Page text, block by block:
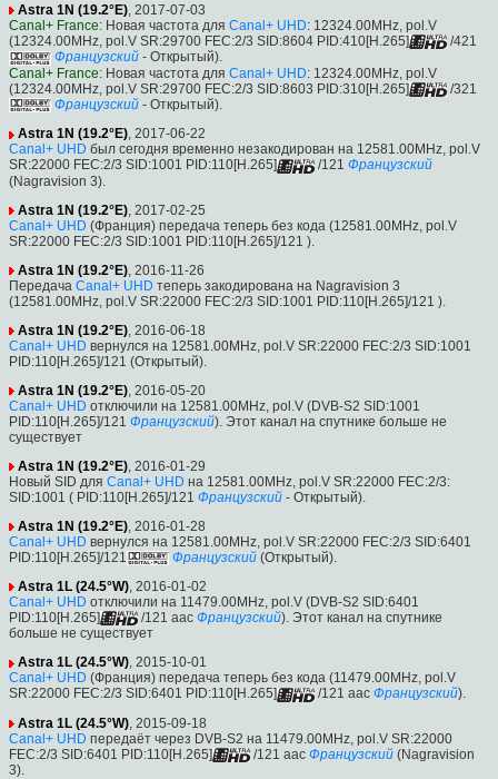
Astra 1N (19.2°E), 2017-07-03
Canal+ France: Новая частота для Canal+ UHD: 12324.00MHz, pol.V
(12324.00MHz, pol.V SR:29700 FEC:2/3 SID:8604 PID:410[H.265]
/421
Французский - Открытый).
Canal+ France: Новая частота для Canal+ UHD: 12324.00MHz, pol.V
(12324.00MHz, pol.V SR:29700 FEC:2/3 SID:8603 PID:310[H.265]
/321
Французский - Открытый).
Astra 1N (19.2°E), 2017-06-22
Canal+ UHD был сегодня временно незакодирован на 12581.00MHz, pol.V
SR:22000 FEC:2/3 SID:1001 PID:110[H.265]
/121 Французский
(Nagravision 3).
Astra 1N (19.2°E) , 2017-02-25
Canal+ UHD (Франция) передача теперь без кода (12581.00MHz, pol.V
SR:22000 FEC:2/3 SID:1001 PID:110[H.265]/121 ).
Astra 1N (19.2°E) , 2016-11-26
Передача Canal+ UHD теперь закодирована на Nagravision 3
(12581.00MHz, pol.V SR:22000 FEC:2/3 SID:1001 PID:110[H.265]/121 ).
Astra 1N (19.2°E) , 2016-06-18
Canal+ UHD вернулся на 12581.00MHz, pol.V SR:22000 FEC:2/3 SID:1001
PID:110[H.265]/121 (Открытый).
Astra 1N (19.2°E) , 2016-05-20
Canal+ UHD отключили на 12581.00MHz, pol.V (DVB-S2 SID:1001
PID:110[H.265]/121 Французский). Этот канал на спутнике больше не
существует
Astra 1N (19.2°E) , 2016-01-29
Новый SID для Canal+ UHD на 12581.00MHz, pol.V SR:22000 FEC:2/3:
SID:1001 ( PID:110[H.265]/121 Французский - Открытый).
Astra 1N (19.2°E) , 2016-01-28
Canal+ UHD вернулся на 12581.00MHz, pol.V SR:22000 FEC:2/3 SID:6401
PID:110[H.265]/121
Французский (Открытый).
Astra 1L (24.5°W), 2016-01-02
Canal+ UHD отключили на 11479.00MHz, pol.V (DVB-S2 SID:6401
PID:110[H.265]
/121 aac Французский). Этот канал на спутнике
больше не существует
Astra 1L (24.5°W), 2015-10-01
Canal+ UHD (Франция) передача теперь без кода (11479.00MHz, pol.V
SR:22000 FEC:2/3 SID:6401 PID:110[H.265]
/121 aac Французский).
Astra 1L (24.5°W) , 2015-09-18
Canal+ UHD передаёт через DVB-S2 на 11479.00MHz, pol.V SR:22000
FEC:2/3 SID:6401 PID:110[H.265]
/121 aac Французский (Nagravision
3).